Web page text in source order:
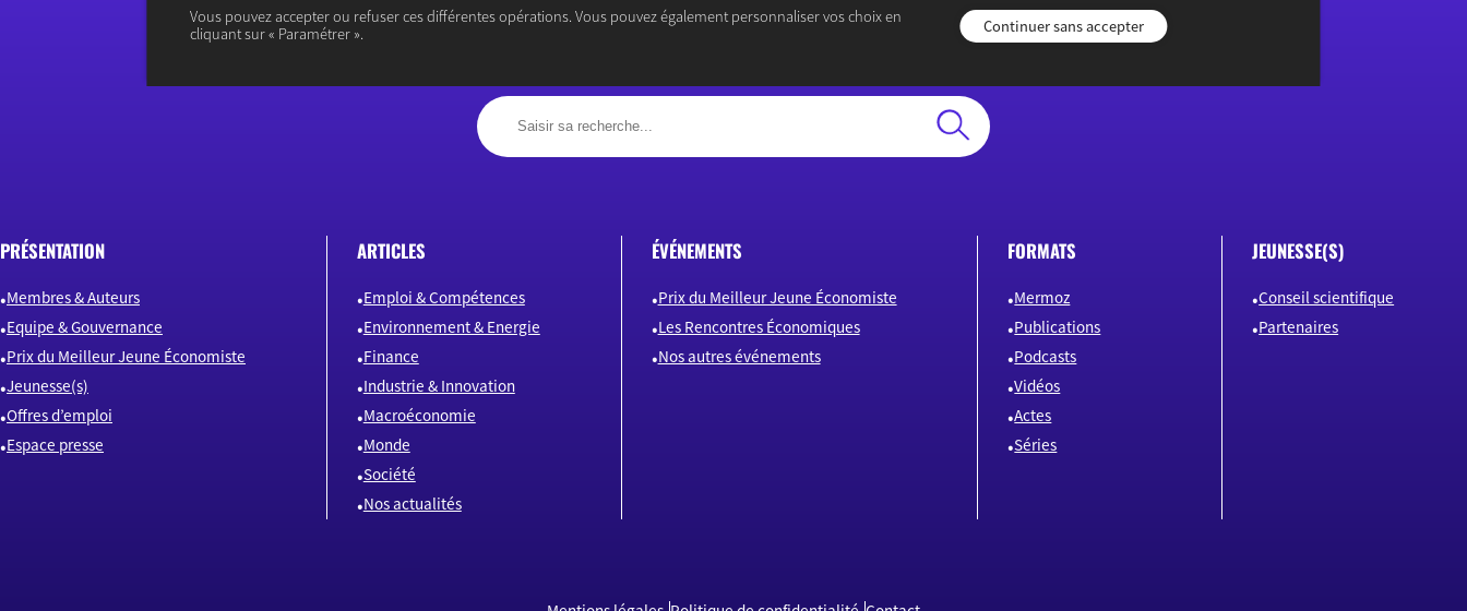
PRÉSENTATION
Membres & Auteurs
Equipe & Gouvernance
Prix du Meilleur Jeune Économiste
Jeunesse(s)
Offres d’emploi
Espace presse
ARTICLES
Emploi & Compétences
Environnement & Energie
Finance
Industrie & Innovation
Macroéconomie
Monde
Société
Nos actualités
ÉVÉNEMENTS
Prix du Meilleur Jeune Économiste
Les Rencontres Économiques
Nos autres événements
FORMATS
Mermoz
Publications
Podcasts
Vidéos
Actes
Séries
JEUNESSE(S)
Conseil scientifique
Partenaires
Vous pouvez accepter ou refuser ces différentes opérations. Vous pouvez également personnaliser vos choix en
cliquant sur « Paramétrer ».
Continuer sans accepter